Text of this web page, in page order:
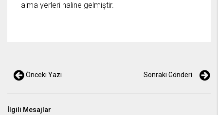
alma yerleri haline gelmiştir.
Önceki Yazı Sonraki Gönderi
İlgili Mesajlar